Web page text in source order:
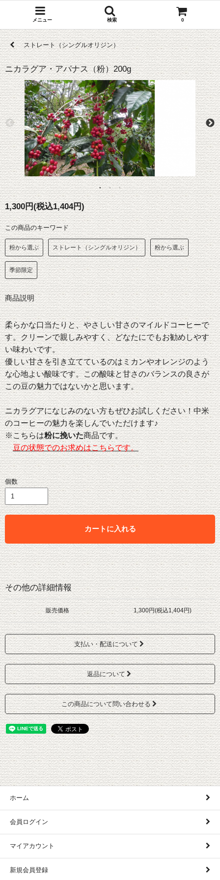
メニュー 検索 0
ストレート（シングルオリジン）
ニカラグア・アパナス（粉）200g
1,300円(税込1,404円)
この商品のキーワード
粉から選ぶ ストレート（シングルオリジン） 粉から選ぶ
季節限定
商品説明
柔らかな口当たりと、やさしい甘さのマイルドコーヒーで
す。クリーンで親しみやすく、どなたにでもお勧めしやす
い味わいです。
優しい甘さを引き立てているのはミカンやオレンジのよう
な心地よい酸味です。この酸味と甘さのバランスの良さが
この豆の魅力ではないかと思います。
ニカラグアになじみのない方もぜひお試しください！中米
のコーヒーの魅力を楽しんでいただけます♪
※こちらは粉に挽いた商品です。
豆の状態でのお求めはこちらです。
個数
カートに入れる
その他の詳細情報
販売価格 1,300円(税込1,404円)
支払い・配送について
返品について
この商品について問い合わせる
ホーム
会員ログイン
マイアカウント
新規会員登録